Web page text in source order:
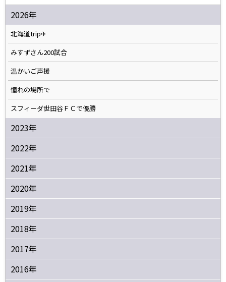
2026年
北海道trip✈
みすずさん200試合
温かいご声援
憧れの場所で
スフィーダ世田谷ＦＣで優勝
2023年
2022年
2021年
2020年
2019年
2018年
2017年
2016年